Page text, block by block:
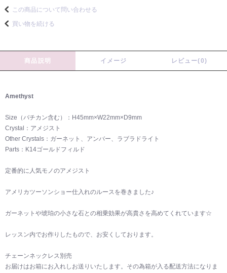
この商品について問い合わせる
買い物を続ける
商品説明 イメージ レビュー(0)
Amethyst
Size（バチカン含む）：H45mm×W22mm×D9mm
Crystal：アメジスト
Other Crystals：ガーネット、アンバー、ラブラドライト
Parts：K14ゴールドフィルド
定番的に人気モノのアメジスト
アメリカツーソンショー仕入れのルースを巻きました♪
ガーネットや琥珀の小さな石との相乗効果が高貴さを高めてくれています☆
レッスン内でお作りしたもので、お安くしております。
チェーンネックレス別売
お届けはお箱にお入れしお送りいたします。その為箱が入る配送方法になりま